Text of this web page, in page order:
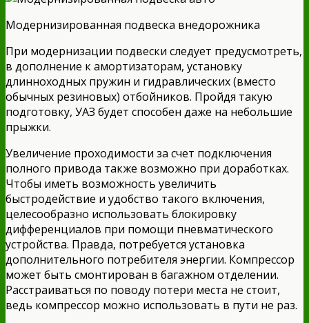
Модернизированная подвеска внедорожника
При модернизации подвески следует предусмотреть,
в дополнение к амортизаторам, установку
длинноходных пружин и гидравлических (вместо
обычных резиновых) отбойников. Пройдя такую
подготовку, УАЗ будет способен даже на небольшие
прыжки.
Увеличение проходимости за счет подключения
полного привода также возможно при доработках.
Чтобы иметь возможность увеличить
быстродействие и удобство такого включения,
целесообразно использовать блокировку
дифференциалов при помощи пневматического
устройства. Правда, потребуется установка
дополнительного потребителя энергии. Компрессор
может быть смонтирован в багажном отделении.
Расстраиваться по поводу потери места не стоит,
ведь компрессор можно использовать в пути не раз.